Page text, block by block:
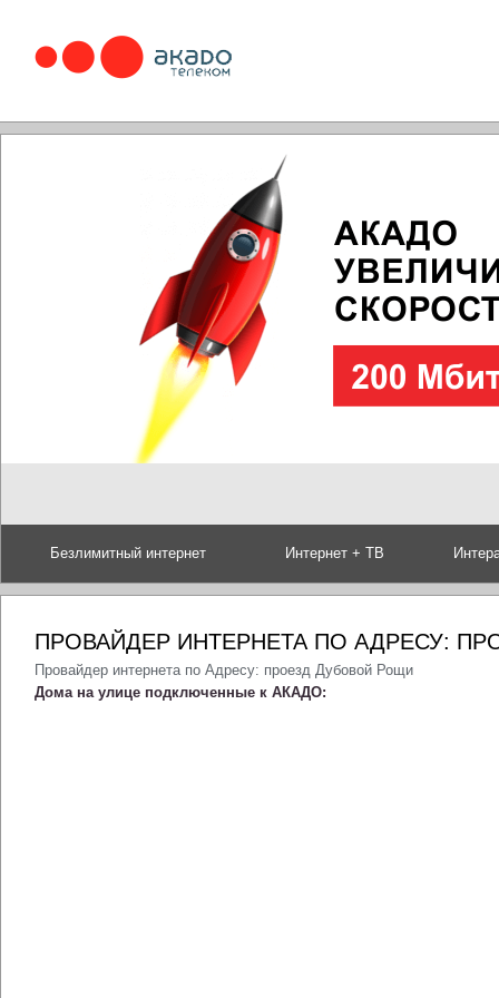
Безлимитный интернет Интернет + ТВ
ПРОВАЙДЕР ИНТЕРНЕТА ПО АДРЕСУ:
Провайдер интернета по Адресу: проезд Дубовой Рощи
Дома на улице подключенные к АКАДО: